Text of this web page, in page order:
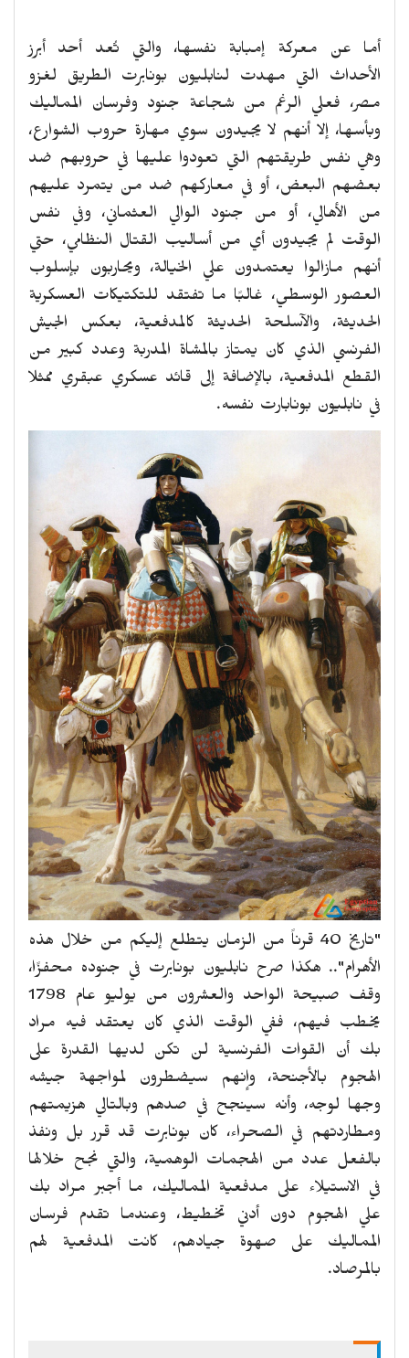
أما عن معركة إمبابة نفسها، والتي تُعد أحد أبرز
الأحداث التي مهدت لنابليون بونابرت الطريق لغزو
مصر، فعلي الرغم من شجاعة جنود وفرسان المماليك
وبأسها، إلا أنهم لا يجيدون سوي مهارة حروب الشوارع،
وهي نفس طريقتهم التي تعودوا عليها في حروبهم ضد
بعضهم البعض، أو في معاركهم ضد من يتمرد عليهم
من الأهالي، أو من جنود الوالي العثماني، وفي نفس
الوقت لم يجيدون أي من أساليب القتال النظامي، حتي
أنهم مازالوا يعتمدون علي الخيالة، ويحاربون بإسلوب
العصور الوسطي، غالبًا ما تفتقد للتكتيكات العسكرية
الحديثة، والآسلحة الحديثة كالمدفعية، بعكس الجيش
الفرنسي الذي كان يمتاز بالمشاة المدربة وعدد كبير من
القطع المدفعية، بالإضافة إلى قائد عسكري عبقري ممثلا
في نابليون بونابارت نفسه.
"تاريخ 40 قرناً من الزمان يتطلع إليكم من خلال هذه
الأهرام".. هكذا صرح نابليون بونابرت في جنوده محفزًا،
وقف صبيحة الواحد والعشرون من يوليو عام 1798
يخطب فيهم، ففي الوقت الذي كان يعتقد فيه مراد
بك أن القوات الفرنسية لن تكن لديها القدرة على
الهجوم بالأجنحة، وإنهم سيضطرون لمواجهة جيشه
وجها لوجه، وأنه سينجح في صدهم وبالتالي هزيمتهم
ومطاردتهم في الصحراء، كان بونابرت قد قرر بل ونفذ
بالفعل عدد من الهجمات الوهمية، والتي نجح خلالها
في الاستيلاء على مدفعية المماليك، ما أجبر مراد بك
علي الهجوم دون أدني تخطيط، وعندما تقدم فرسان
المماليك على صهوة جيادهم، كانت المدفعية لهم
بالمرصاد.